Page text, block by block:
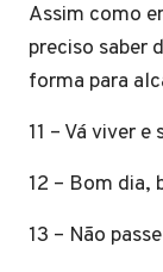
Assim como
preciso saber
forma para
11 – Vá viver
12 – Bom dia,
13 – Não